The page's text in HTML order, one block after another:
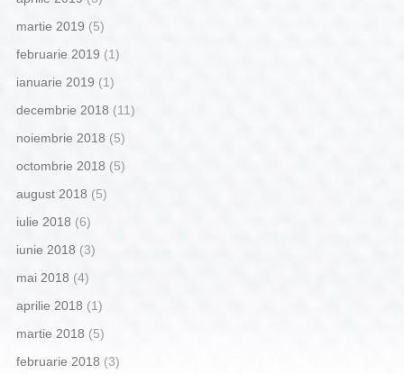
martie 2019 (5)
februarie 2019 (1)
ianuarie 2019 (1)
decembrie 2018 (11)
noiembrie 2018 (5)
octombrie 2018 (5)
august 2018 (5)
iulie 2018 (6)
iunie 2018 (3)
mai 2018 (4)
aprilie 2018 (1)
martie 2018 (5)
februarie 2018 (3)